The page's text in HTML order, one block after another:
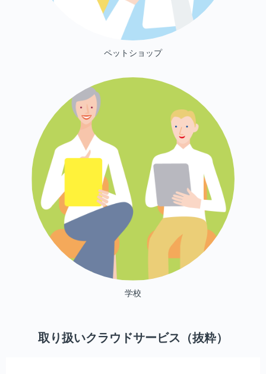
ペットショップ
学校
取り扱いクラウドサービス（抜粋）